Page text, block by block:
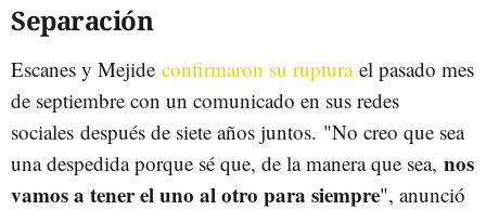
Separación
Escanes y Mejide confirmaron su rupturael pasado mes
de septiembre con un comunicado en sus redes
sociales después de siete años juntos. "No creo que sea
una despedida porque sé que, de la manera que sea, nos
vamos a tener el uno al otro para siempre", anunció